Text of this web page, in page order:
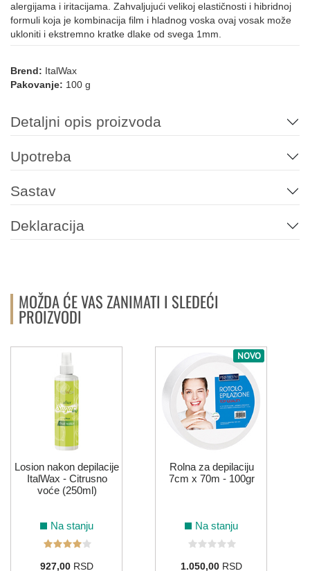
alergijama i iritacijama. Zahvaljujući velikoj elastičnosti i hibridnoj
formuli koja je kombinacija film i hladnog voska ovaj vosak može
ukloniti i ekstremno kratke dlake od svega 1mm.
Brend: ItalWax
Pakovanje: 100 g
Detaljni opis proizvoda
Upotreba
Sastav
Deklaracija
MOŽDA ĆE VAS ZANIMATI I SLEDEĆI
PROIZVODI
Losion nakon depilacije
ItalWax - Citrusno
voće (250ml)
Na stanju
927,00RSD
NOVO
Rolna za depilaciju
7cm x 70m - 100gr
Na stanju
1.050,00RSD